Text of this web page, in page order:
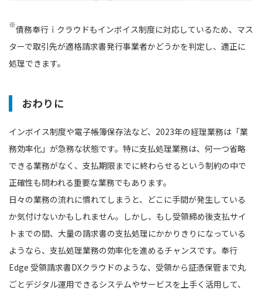
※債務奉行ｉクラウドもインボイス制度に対応しているため、マス
ターで取引先が適格請求書発行事業者かどうかを判定し、適正に
処理できます。
おわりに
インボイス制度や電子帳簿保存法など、2023年の経理業務は「業
務効率化」が急務な状態です。特に支払処理業務は、何一つ省略
できる業務がなく、支払期限までに終わらせるという制約の中で
正確性も問われる重要な業務でもあります。
日々の業務の流れに慣れてしまうと、どこに手間が発生している
か気付けないかもしれません。しかし、もし受領締め後支払サイ
トまでの間、大量の請求書の支払処理にかかりきりになっている
ようなら、支払処理業務の効率化を進めるチャンスです。奉⾏
Edge 受領請求書DXクラウドのような、受領から証憑保管まで丸
ごとデジタル運用できるシステムやサービスを上手く活用して、